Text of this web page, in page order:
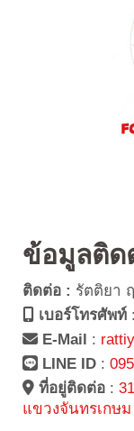
ข้อมูลติด
ติดต่อ : รัตติยา
เบอร์โทรศัพท์ :
E-Mail :
LINE ID :
ที่อยู่ติดต่อ :
แขวงจันทรเกษม